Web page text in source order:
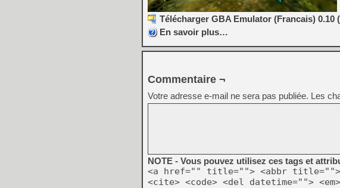
Télécharger GBA Emulator (Francais) 0.10
En savoir plus…
Commentaire ¬
Votre adresse e-mail ne sera pas publiée. Les
NOTE - Vous pouvez utilisez ces tags et
<a href="" title=""> <abbr title="">
<cite> <code> <del datetime="">